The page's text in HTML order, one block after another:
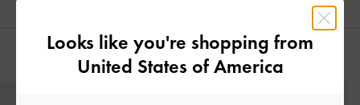
قد يعجبك آيضاً
Looks like you're shopping from
United States of America